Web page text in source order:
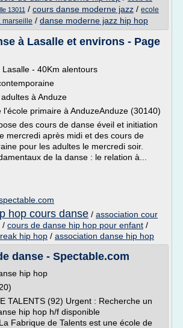
13011 / cours danse moderne jazz / ecole
marseille / danse moderne jazz hip hop
à Lasalle et environs - Page
- 40Km alentours
à Anduze
l'école primaire à AnduzeAnduze (30140)
des cours de danse éveil et initiation
mercredi après midi et des cours de
pour les adultes le mercredi soir.
de la danse : le relation à...
hop cours danse / association cour
/ cours de danse hip hop pour enfant /
hip hop / association danse hip hop
danse - Spectable.com
hip hop
TALENTS (92) Urgent : Recherche un
hip hop h/f disponible
Fabrique de Talents est une école de